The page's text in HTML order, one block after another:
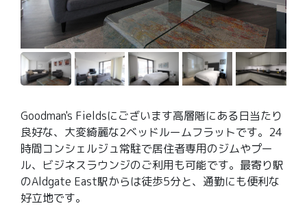
Goodman's Fieldsにございます高層階にある日当たり
良好な、大変綺麗な2ベッドルームフラットです。24
時間コンシェルジュ常駐で居住者専用のジムやプー
ル、ビジネスラウンジのご利用も可能です。最寄り駅
のAldgate East駅からは徒歩5分と、通勤にも便利な
好立地です。